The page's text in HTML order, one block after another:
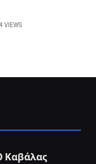
VIEWS
Καβάλας